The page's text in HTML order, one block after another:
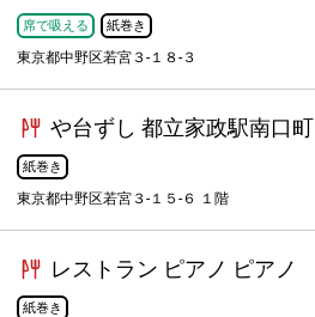
席で吸える 紙巻き
東京都中野区若宮３-１８-３
や台ずし 都立家政駅南口町
紙巻き
東京都中野区若宮３-１５-６ １階
レストラン ピアノ ピアノ
紙巻き